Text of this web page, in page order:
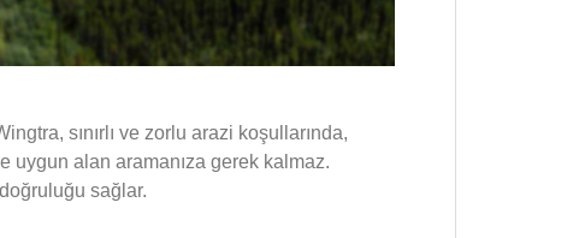
sınırlı ve zorlu arazi koşullarında,
uygun alan aramanıza gerek kalmaz.
sağlar.